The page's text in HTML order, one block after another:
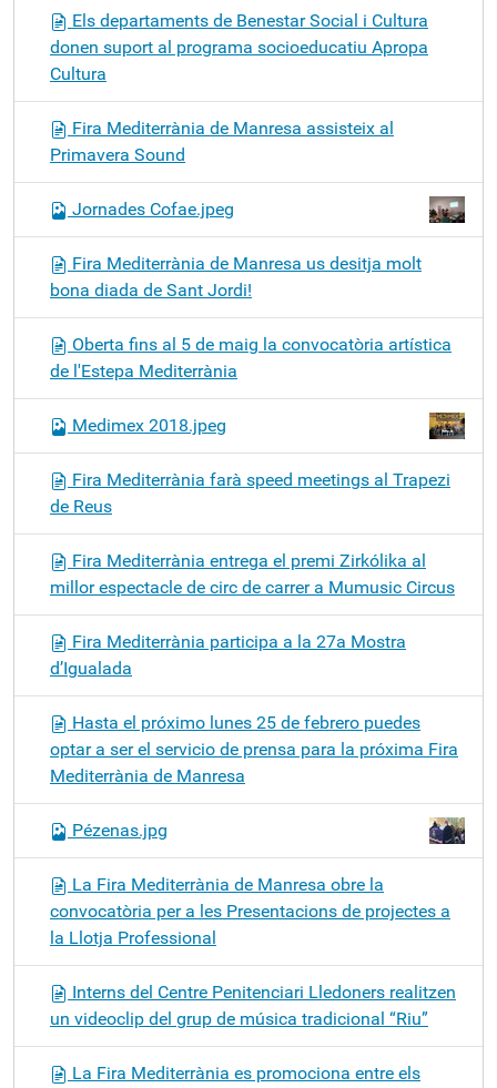
Els departaments de Benestar Social i Cultura
donen suport al programa socioeducatiu Apropa
Cultura
Fira Mediterrània de Manresa assisteix al
Primavera Sound
Jornades Cofae.jpeg
Fira Mediterrània de Manresa us desitja molt
bona diada de Sant Jordi!
Oberta fins al 5 de maig la convocatòria artística
de l'Estepa Mediterrània
Medimex 2018.jpeg
Fira Mediterrània farà speed meetings al Trapezi
de Reus
Fira Mediterrània entrega el premi Zirkólika al
millor espectacle de circ de carrer a Mumusic Circus
Fira Mediterrània participa a la 27a Mostra
d’Igualada
Hasta el próximo lunes 25 de febrero puedes
optar a ser el servicio de prensa para la próxima Fira
Mediterrània de Manresa
Pézenas.jpg
La Fira Mediterrània de Manresa obre la
convocatòria per a les Presentacions de projectes a
la Llotja Professional
Interns del Centre Penitenciari Lledoners realitzen
un videoclip del grup de música tradicional “Riu”
La Fira Mediterrània es promociona entre els